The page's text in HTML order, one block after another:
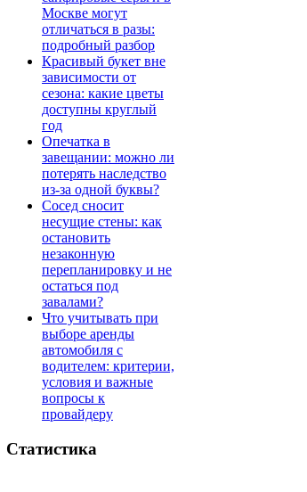
Москве могут
отличаться в разы:
подробный разбор
Красивый букет вне
зависимости от
сезона: какие цветы
доступны круглый
год
Опечатка в
завещании: можно ли
потерять наследство
из-за одной буквы?
Сосед сносит
несущие стены: как
остановить
незаконную
перепланировку и не
остаться под
завалами?
Что учитывать при
выборе аренды
автомобиля с
водителем: критерии,
условия и важные
вопросы к
провайдеру
Статистика